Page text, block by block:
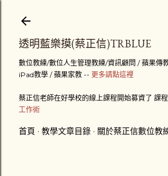
透明藍樂摸(蔡正信)TRBLUE
數位教練/數位人生管理教練/資訊顧問 / 蘋果傳
iPad教學 / 蘋果家教 -- 更多請點這裡
蔡正信老師在好學校的線上課程開始募資了 課程
工作術
首頁 教學文章目錄 關於蔡正信數位教